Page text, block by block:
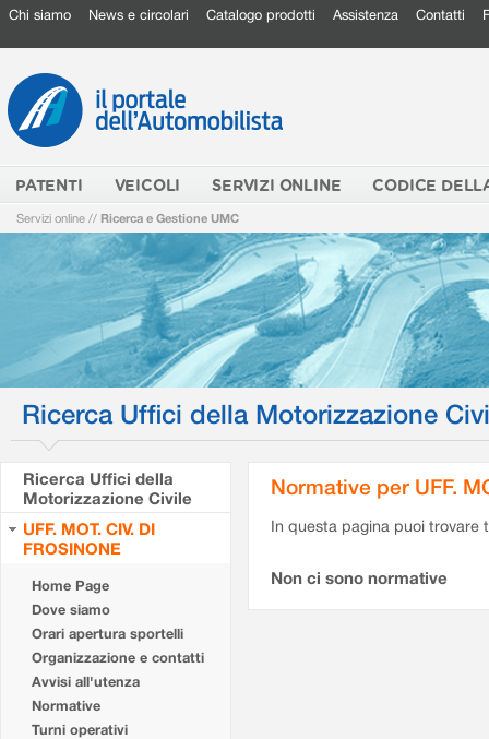
Chi siamo News e circolari Catalogo prodotti Assistenza Contatti
PATENTI VEICOLI SERVIZI ONLINE CODICE
Servizi online // Ricerca e Gestione UMC
Ricerca Uffici della Motorizzazione
Ricerca Uffici della
Motorizzazione Civile
UFF. MOT. CIV. DI
FROSINONE
Home Page
Dove siamo
Orari apertura sportelli
Organizzazione e contatti
Avvisi all'utenza
Normative
Turni operativi
Normative per UFF.
In questa pagina puoi
Non ci sono normative